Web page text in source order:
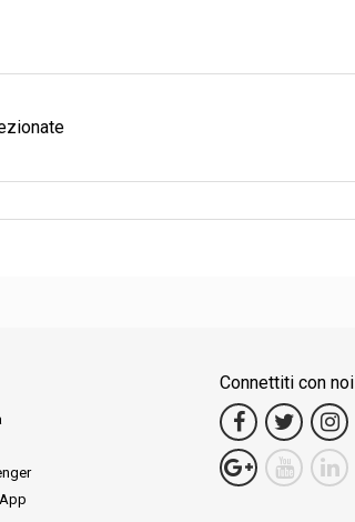
Connettiti con noi